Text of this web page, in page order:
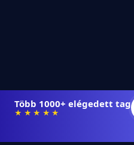
Több 1000+ elégedett tag
★★★★★